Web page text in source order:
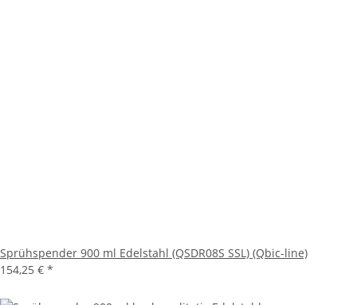
Sprühspender 900 ml Edelstahl (QSDR08S SSL) (Qbic-line)
154,25 € *